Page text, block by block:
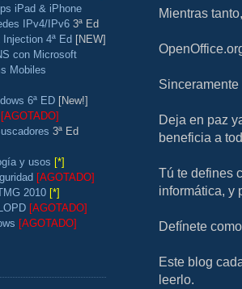
iPad & iPhone
IPv4/IPv6 3ª Ed
4ª Ed [NEW]
con Microsoft
Mobiles
6ª ED [New!]
[AGOTADO]
3ª Ed
y usos [*]
[AGOTADO]
2010 [*]
[AGOTADO]
[AGOTADO]
Mientras
Deja en paz
beneficia a
Tú te defines
informática, y
Defínete
Este blog
leerlo.